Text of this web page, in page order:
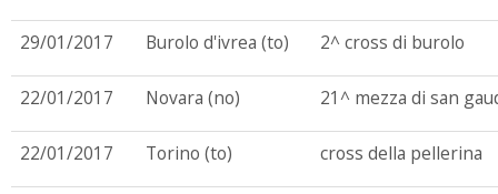
29/01/2017 Burolo d'ivrea (to) 2^ cross di burolo
22/01/2017 Novara (no) 21^ mezza di san
22/01/2017 Torino (to) cross della pellerina